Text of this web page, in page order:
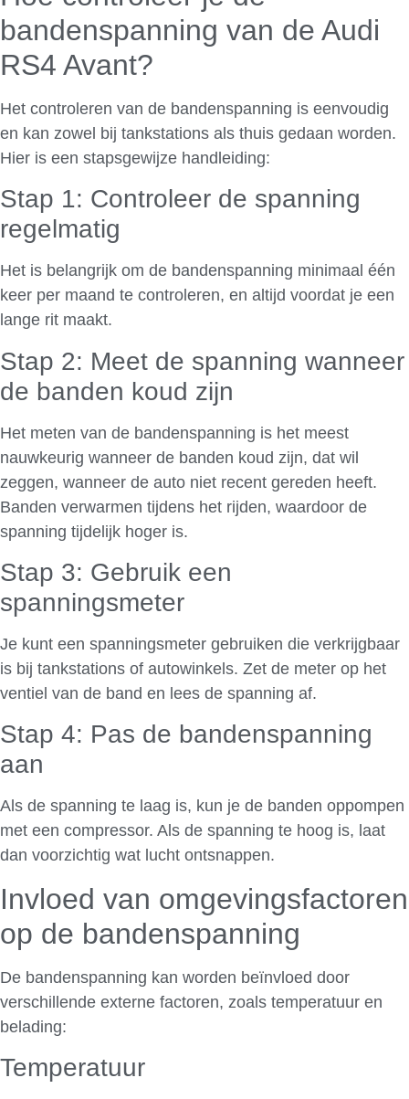
bandenspanning van de Audi
RS4 Avant?
Het controleren van de bandenspanning is eenvoudig
en kan zowel bij tankstations als thuis gedaan worden.
Hier is een stapsgewijze handleiding:
Stap 1: Controleer de spanning
regelmatig
Het is belangrijk om de bandenspanning minimaal één
keer per maand te controleren, en altijd voordat je een
lange rit maakt.
Stap 2: Meet de spanning wanneer
de banden koud zijn
Het meten van de bandenspanning is het meest
nauwkeurig wanneer de banden koud zijn, dat wil
zeggen, wanneer de auto niet recent gereden heeft.
Banden verwarmen tijdens het rijden, waardoor de
spanning tijdelijk hoger is.
Stap 3: Gebruik een
spanningsmeter
Je kunt een spanningsmeter gebruiken die verkrijgbaar
is bij tankstations of autowinkels. Zet de meter op het
ventiel van de band en lees de spanning af.
Stap 4: Pas de bandenspanning
aan
Als de spanning te laag is, kun je de banden oppompen
met een compressor. Als de spanning te hoog is, laat
dan voorzichtig wat lucht ontsnappen.
Invloed van omgevingsfactoren
op de bandenspanning
De bandenspanning kan worden beïnvloed door
verschillende externe factoren, zoals temperatuur en
belading:
Temperatuur